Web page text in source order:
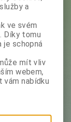
Kč
a
ve svém
Díky tomu
je schopná
mít vliv
webem,
vám nabídku